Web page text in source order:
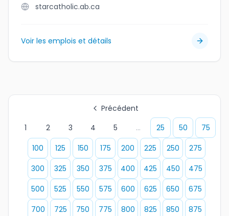
starcatholic.ab.ca
Voir les emplois et détails
Précédent
1
2 3 4 5 ... 25 50
75
100
125 150 175 200 225 250
275
300
325 350 375 400 425 450
475
500
525 550 575 600 625 650
675
700
725 750 775 800 825 850 875